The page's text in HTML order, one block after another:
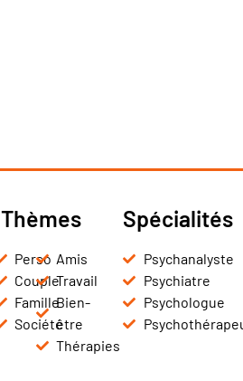
Thèmes
Perso
Couple
Famille
Société
Amis
Travail
Bien-
être
Thérapies
Spécialités
Psychanalyste
Psychiatre
Psychologue